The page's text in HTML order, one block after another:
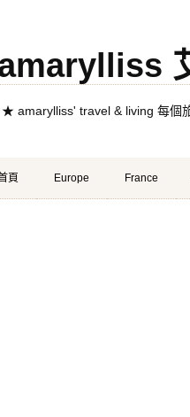
★ amarylliss' travel & living 每個
頁 Europe France